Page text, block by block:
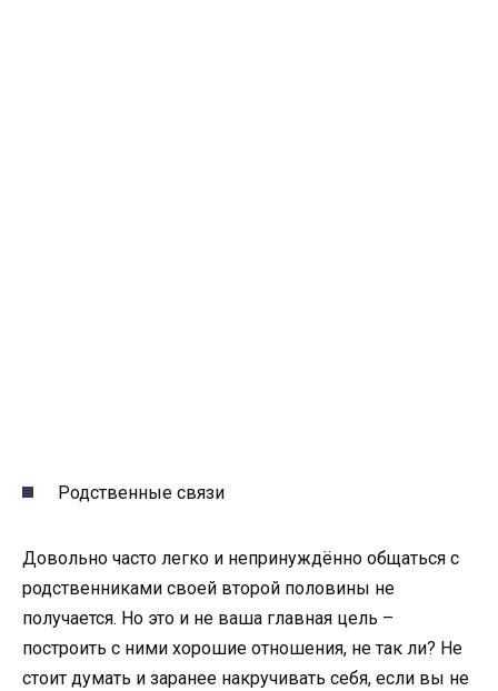
Родственные связи
Довольно часто легко и непринуждённо общаться с
родственниками своей второй половины не
получается. Но это и не ваша главная цель –
построить с ними хорошие отношения, не так ли? Не
стоит думать и заранее накручивать себя, если вы не